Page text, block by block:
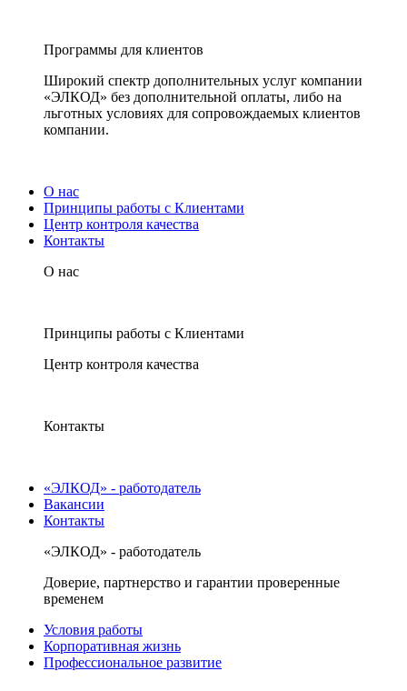
Программы для клиентов
Широкий спектр дополнительных услуг компании
«ЭЛКОД» без дополнительной оплаты, либо на
льготных условиях для сопровождаемых клиентов
компании.
О нас
Принципы работы с Клиентами
Центр контроля качества
Контакты
О нас
Принципы работы с Клиентами
Центр контроля качества
Контакты
«ЭЛКОД» - работодатель
Вакансии
Контакты
«ЭЛКОД» - работодатель
Доверие, партнерство и гарантии проверенные
временем
Условия работы
Корпоративная жизнь
Профессиональное развитие